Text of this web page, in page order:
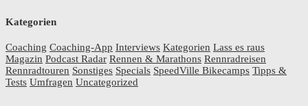
Kategorien
Coaching Coaching-App Interviews Kategorien Lass es raus
Magazin Podcast Radar Rennen & Marathons Rennradreisen
Rennradtouren Sonstiges Specials SpeedVille Bikecamps Tipps &
Tests Umfragen Uncategorized